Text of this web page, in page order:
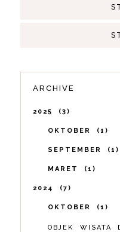
ARCHIVE
2025 3
OKTOBER 1
SEPTEMBER 1
MARET 1
2024 7
OKTOBER 1
OBJEK WISATA